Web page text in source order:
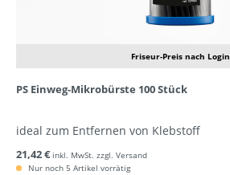
Friseur-Preis nach Login
PS Einweg-Mikrobürste 100 Stück
ideal zum Entfernen von Klebstoff
21,42 € inkl. MwSt. zzgl. Versand
Nur noch 5 Artikel vorrätig